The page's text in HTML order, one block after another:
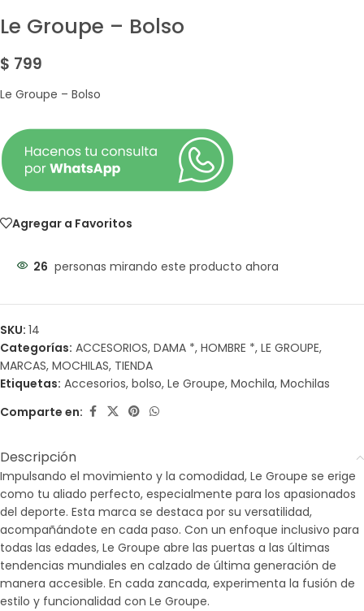
Le Groupe – Bolso
$ 799
Le Groupe – Bolso
Agregar a Favoritos
26 personas mirando este producto ahora
SKU: 14
Categorías: ACCESORIOS, DAMA *, HOMBRE *, LE GROUPE,
MARCAS, MOCHILAS, TIENDA
Etiquetas: Accesorios, bolso, Le Groupe, Mochila, Mochilas
Comparte en:
Descripción
Impulsando el movimiento y la comodidad, Le Groupe se erige
como tu aliado perfecto, especialmente para los apasionados
del deporte. Esta marca se destaca por su versatilidad,
acompañándote en cada paso. Con un enfoque inclusivo para
todas las edades, Le Groupe abre las puertas a las últimas
tendencias mundiales en calzado de última generación de
manera accesible. En cada zancada, experimenta la fusión de
estilo y funcionalidad con Le Groupe.